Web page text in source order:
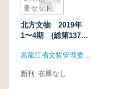
冊セット
北方文物 2019年
1〜4期 (総第137〜
新刊 在庫なし